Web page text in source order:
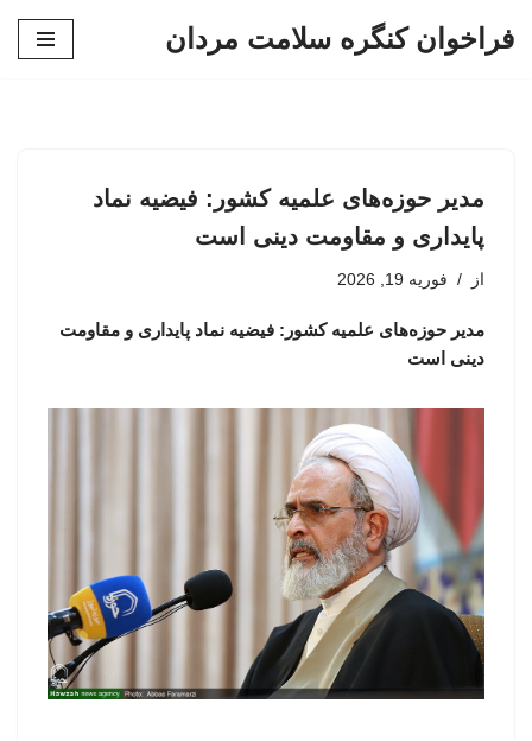
فراخوان کنگره سلامت مردان
مدیر حوزه‌های علمیه کشور: فیضیه نماد
پایداری و مقاومت دینی است
از فوریه 19, 2026
مدیر حوزه‌های علمیه کشور: فیضیه نماد پایداری و مقاومت
دینی است